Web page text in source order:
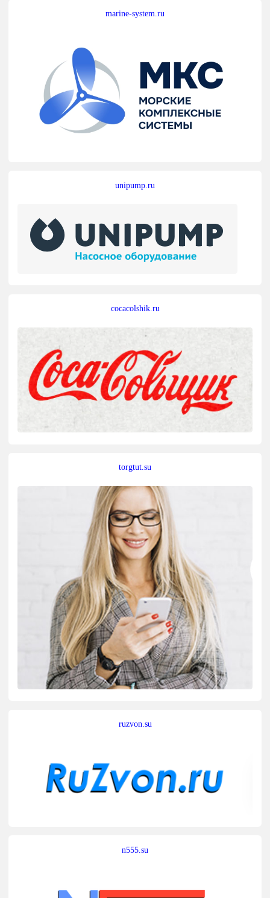
marine-system.ru
unipump.ru
cocacolshik.ru
torgtut.su
ruzvon.su
n555.su